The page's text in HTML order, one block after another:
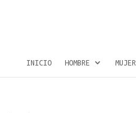
INICIO HOMBRE MUJER